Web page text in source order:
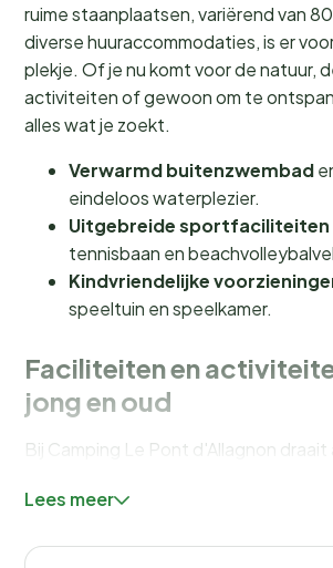
ruime staanplaatsen, variërend van
diverse huuraccommodaties, is er
plekje. Of je nu komt voor de natuur,
activiteiten of gewoon om te
alles wat je zoekt.
Verwarmd buitenzwembad
eindeloos waterplezier.
Uitgebreide sportfaciliteiten
tennisbaan en
Kindvriendelijke
speeltuin en speelkamer.
Faciliteiten en
jong en oud
Bij Camping Le Pont d'Allagnon draait
het peuterbad zijn geopend van 15 juni
warme zomerdagen. Voor de
Lees meer